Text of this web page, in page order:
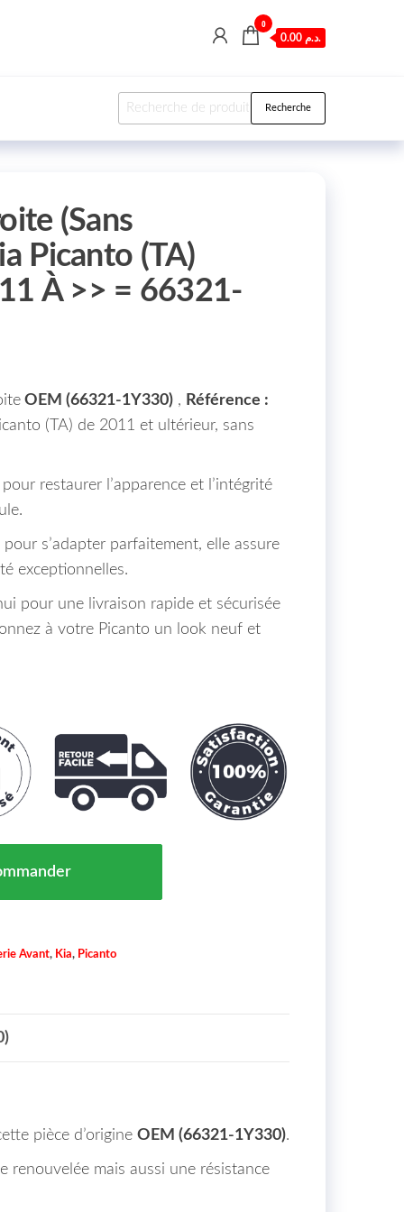
0
0.00 د.م.
Recherche pour : Recherche
(Sans
Picanto (TA)
À >> = 66321-
OEM (66321-1Y330), Référence :
(TA) de 2011 et ultérieur, sans
restaurer l’apparence et l’intégrité
s’adapter parfaitement, elle assure
exceptionnelles.
pour une livraison rapide et sécurisée
à votre Picanto un look neuf et
Avant, Kia, Picanto
pièce d’origine OEM (66321-1Y330).
renouvelée mais aussi une résistance